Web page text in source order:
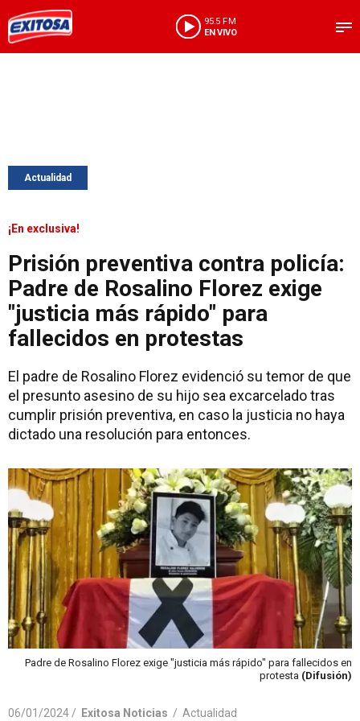
95.5 FM
EN VIVO
Actualidad
¡En exclusiva!
Prisión preventiva contra policía:
Padre de Rosalino Florez exige
"justicia más rápido" para
fallecidos en protestas
El padre de Rosalino Florez evidenció su temor de que
el presunto asesino de su hijo sea excarcelado tras
cumplir prisión preventiva, en caso la justicia no haya
dictado una resolución para entonces.
Padre de Rosalino Florez exige "justicia más rápido" para fallecidos en
protesta (Difusión)
06/01/2024 / Exitosa Noticias / Actualidad